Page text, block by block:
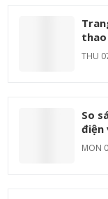
Biến
hiệu
THU
So
điện
nào?
MON